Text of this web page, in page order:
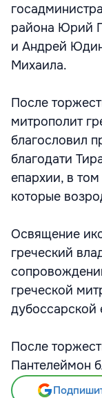
района Юрий
и Андрей
Михаила.
После
митрополит
благословил
благодати
епархии, в
которые
Освящение
греческий
греческой
дубоссарской
После
Пантелеймон